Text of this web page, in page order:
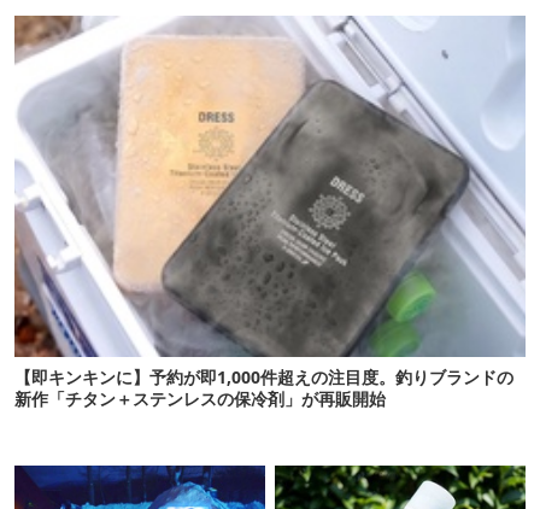
【即キンキンに】予約が即1,000件超えの注目度。釣りブランドの
新作「チタン＋ステンレスの保冷剤」が再販開始